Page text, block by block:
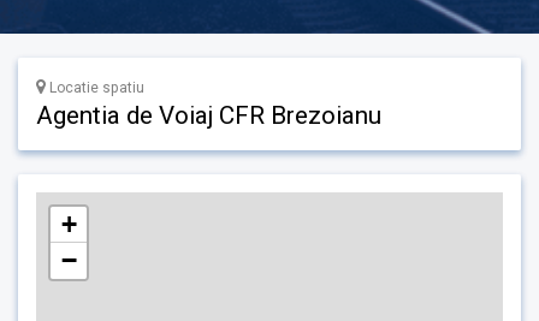
Locatie spatiu
Agentia de Voiaj CFR Brezoianu
+
−